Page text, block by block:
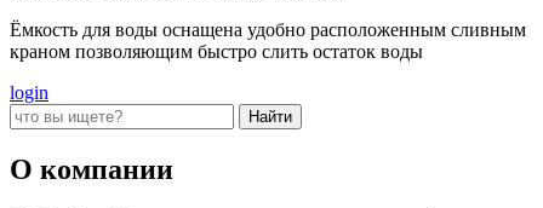
Ёмкость для воды оснащена удобно расположенным сливным
краном позволяющим быстро слить остаток воды
login
О компании